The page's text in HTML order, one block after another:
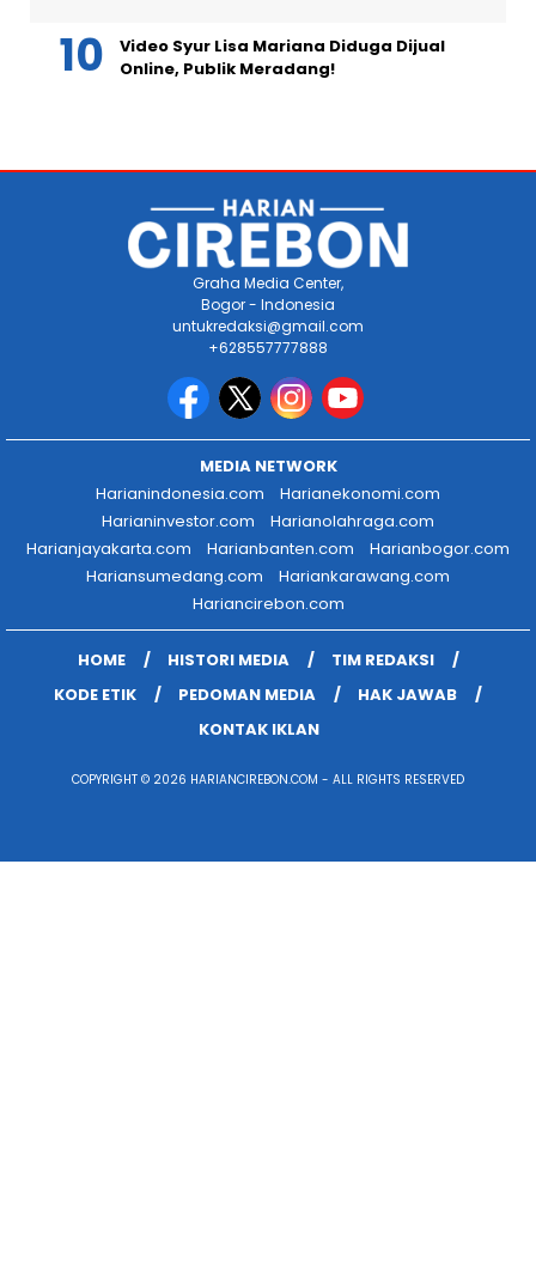
Video Syur Lisa Mariana Diduga Dijual
Online, Publik Meradang!
Graha Media Center,
Bogor - Indonesia
untukredaksi@gmail.com
+628557777888
MEDIA NETWORK
Harianindonesia.com
Harianekonomi.com
Harianinvestor.com
Harianolahraga.com
Harianjayakarta.com
Harianbanten.com
Harianbogor.com
Hariansumedang.com
Hariankarawang.com
Hariancirebon.com
HOME HISTORI MEDIA
TIM REDAKSI
KODE ETIK
PEDOMAN MEDIA
HAK JAWAB
KONTAK IKLAN
COPYRIGHT © 2026 HARIANCIREBON.COM - ALL RIGHTS RESERVED